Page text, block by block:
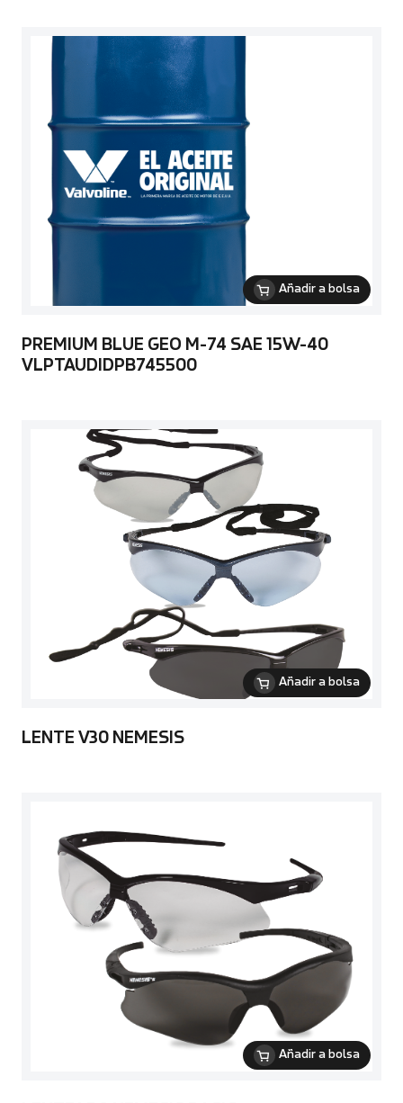
Añadir a bolsa
PREMIUM BLUE GEO M-74 SAE 15W-40
VLPTAUDIDPB745500
Añadir a bolsa
LENTE V30 NEMESIS
Añadir a bolsa